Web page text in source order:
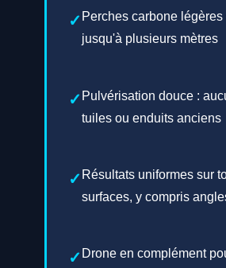
Perches carbone
jusqu'à plusieurs mètres
Pulvérisation douce :
tuiles ou enduits anciens
Résultats uniformes sur
surfaces, y compris
Drone en complément